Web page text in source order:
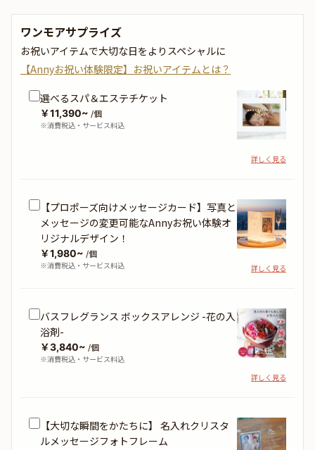
ワンモアサプライズ
お祝いアイテムで大切な日をよりスペシャルに
【Annyお祝い体験限定】お祝いアイテムとは？
選べるスパ＆エステチケット
￥11,390~ /個
※消費税込・サービス料込
詳しく見る
【プロポーズ向けメッセージカード】写真と
メッセージの変更可能なAnnyお祝い体験オ
リジナルデザイン！
￥1,980~ /個
※消費税込・サービス料込
詳しく見る
バスフレグランス ボックスアレンジ -花の入
浴剤-
￥3,840~ /個
※消費税込・サービス料込
詳しく見る
【大切な瞬間をかたちに】 名入れクリスタ
ルメッセージフォトフレーム